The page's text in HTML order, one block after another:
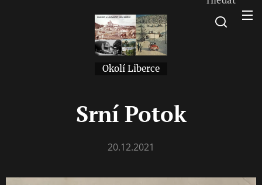
Okolí Liberce
Srní Potok
20.12.2021